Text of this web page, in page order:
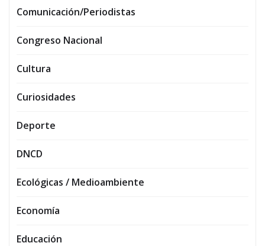
Comunicación/Periodistas
Congreso Nacional
Cultura
Curiosidades
Deporte
DNCD
Ecológicas / Medioambiente
Economía
Educación